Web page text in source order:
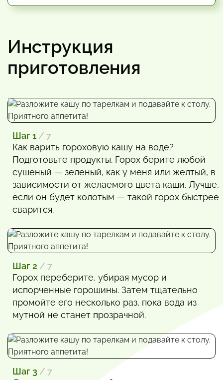
Инструкция
приготовления
Шаг 1 / 7
Как варить гороховую кашу на воде?
Подготовьте продукты. Горох берите любой
сушеный — зеленый, как у меня или желтый, в
зависимости от желаемого цвета каши. Лучше,
если он будет колотым — такой горох быстрее
сварится.
Шаг 2 / 7
Горох переберите, убирая мусор и
испорченные горошины. Затем тщательно
промойте его несколько раз, пока вода из
мутной не станет прозрачной.
Шаг 3 / 7